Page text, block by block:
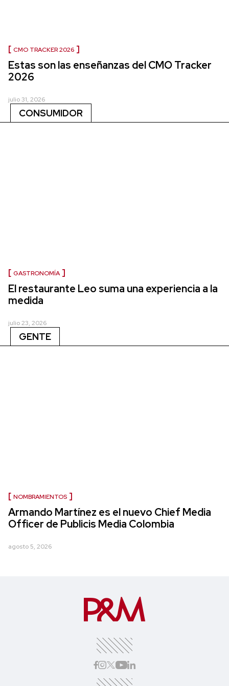
CMO TRACKER 2026
Estas son las enseñanzas del CMO Tracker
2026
julio 31, 2026
CONSUMIDOR
GASTRONOMÍA
El restaurante Leo suma una experiencia a la
medida
julio 23, 2026
GENTE
NOMBRAMIENTOS
Armando Martínez es el nuevo Chief Media
Officer de Publicis Media Colombia
agosto 5, 2026